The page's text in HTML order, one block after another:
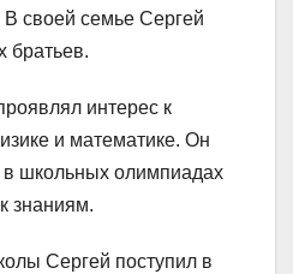
своей семье Сергей
братьев.
интерес к
и математике. Он
в школьных олимпиадах
знаниям.
Сергей поступил в